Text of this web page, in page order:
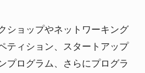
ショップやネットワーキング
ティション、スタートアップ
プログラム、さらにプログラ